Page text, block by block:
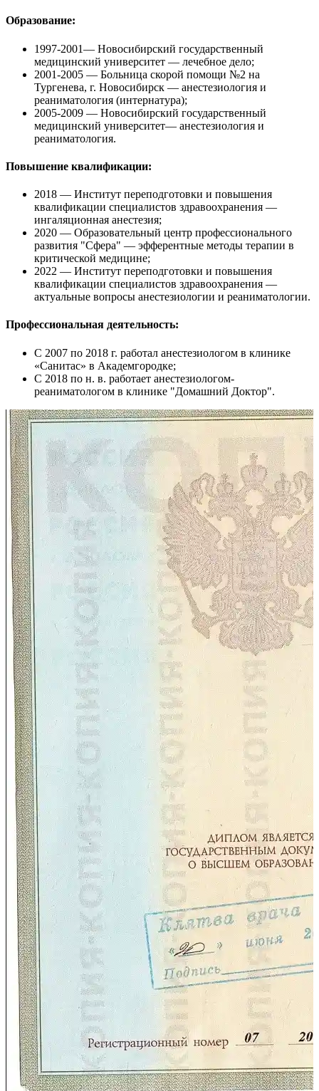
Образование:
1997-2001— Новосибирский государственный
медицинский университет — лечебное дело;
2001-2005 — Больница скорой помощи №2 на
Тургенева, г. Новосибирск — анестезиология и
реаниматология (интернатура);
2005-2009 — Новосибирский государственный
медицинский университет— анестезиология и
реаниматология.
Повышение квалификации:
2018 — Институт переподготовки и повышения
квалификации специалистов здравоохранения —
ингаляционная анестезия;
2020 — Образовательный центр профессионального
развития "Сфера" — эфферентные методы терапии в
критической медицине;
2022 — Институт переподготовки и повышения
квалификации специалистов здравоохранения —
актуальные вопросы анестезиологии и реаниматологии.
Профессиональная деятельность:
С 2007 по 2018 г. работал анестезиологом в клинике
«Санитас» в Академгородке;
С 2018 по н. в. работает анестезиологом-
реаниматологом в клинике "Домашний Доктор".